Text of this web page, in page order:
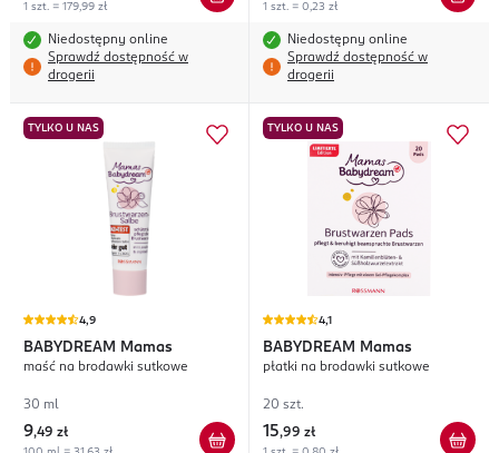
1 szt. = 179,99 zł
Niedostępny online
Sprawdź dostępność w
drogerii
1 szt. = 0,23 zł
Niedostępny online
Sprawdź dostępność w
drogerii
TYLKO U NAS
4,9
BABYDREAM Mamas
maść na brodawki sutkowe
30 ml
9,49 zł
TYLKO U NAS
4,1
BABYDREAM Mamas
płatki na brodawki sutkowe
20 szt.
15,99 zł